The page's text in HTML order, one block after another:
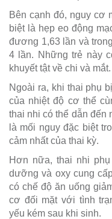
Bên cạnh đó, nguy cơ
biệt là hẹp eo động
đương 1,63 lần và
4 lần. Những trẻ này
khuyết tật về chi và mắt.
Ngoài ra, khi thai phụ
của nhiệt độ cơ thể
thai nhi có thể dẫn đến
là mối nguy đặc biệt
cảm nhất của thai kỳ.
Hơn nữa, thai nhi
dưỡng và oxy cung
có chế độ ăn uống
cơ đối mặt với tình
yếu kém sau khi sinh.